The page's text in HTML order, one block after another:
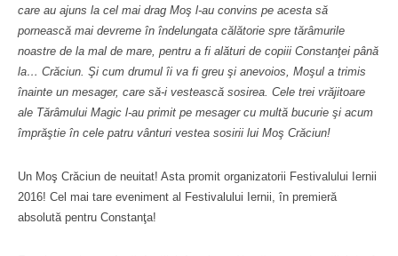
care au ajuns la cel mai drag Moş l-au convins pe acesta să
pornească mai devreme în îndelungata călătorie spre tărâmurile
noastre de la mal de mare, pentru a fi alături de copiii Constanţei până
la… Crăciun. Şi cum drumul îi va fi greu şi anevoios, Moşul a trimis
înainte un mesager, care să-i vestească sosirea. Cele trei vrăjitoare
ale Tărâmului Magic l-au primit pe mesager cu multă bucurie şi acum
împrăştie în cele patru vânturi vestea sosirii lui Moş Crăciun!
Un Moş Crăciun de neuitat! Asta promit organizatorii Festivalului Iernii
2016! Cel mai tare eveniment al Festivalului Iernii, în premieră
absolută pentru Constanţa!